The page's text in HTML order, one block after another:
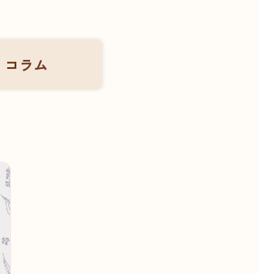
コラム